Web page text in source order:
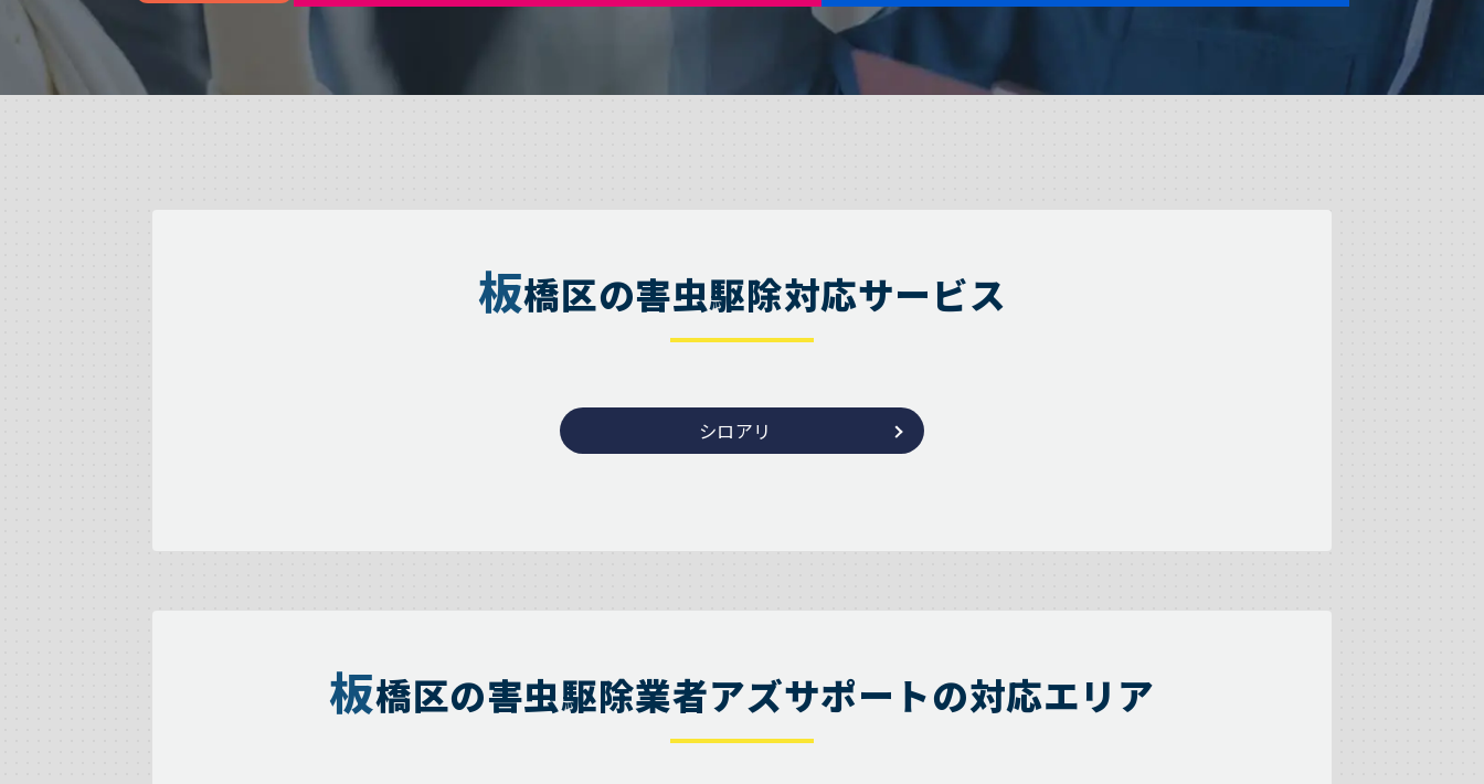
板橋区の害虫駆除対応サービス
シロアリ
板橋区の害虫駆除業者アズサポートの対応エリア